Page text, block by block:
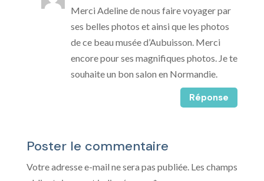
Merci Adeline de nous faire voyager par
ses belles photos et ainsi que les photos
de ce beau musée d’Aubuisson. Merci
encore pour ses magnifiques photos. Je te
souhaite un bon salon en Normandie.
Réponse
Poster le commentaire
Votre adresse e-mail ne sera pas publiée. Les champs